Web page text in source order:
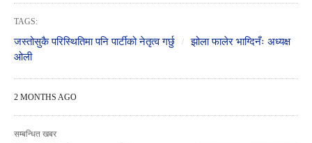
TAGS:
जस्तोसुकै परिस्थितिमा पनि पार्टीको नेतृत्व गर्छु
झोला फालेर भाग्दिनँः अध्यक्ष
ओली
2 MONTHS AGO
सम्बन्धित खबर